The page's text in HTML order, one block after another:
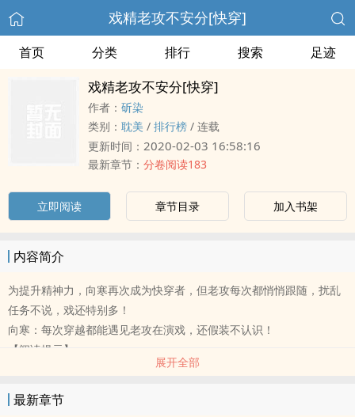
戏精老攻不安分[快穿]
首页 分类 排行 搜索 足迹
戏精老攻不安分[快穿]
作者： 斫染
类别： 耽美 / 排行榜 / 连载
更新时间： 2020-02-03 16:58:16
最新章节： 分卷阅读183
立即阅读 章节目录 加入书架
内容简介
为提升精神力，向寒再次成为快穿者，但老攻每次都悄悄跟随，扰乱
任务不说，戏还特别多！
向寒：每次穿越都能遇见老攻在演戏，还假装不认识！
【阅读提示】
本文为《目标总以为我喜欢他[快穿]》的续篇，故事独立，没看过前
展开全部
最新章节